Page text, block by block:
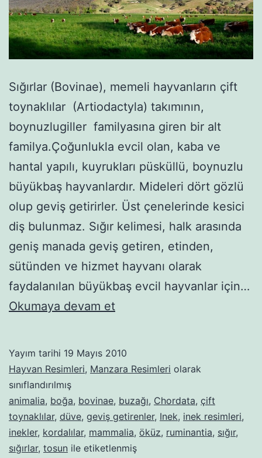
Sığırlar (Bovinae), memeli hayvanların çift
toynaklılar (Artiodactyla) takımının,
boynuzlugiller familyasına giren bir alt
familya.Çoğunlukla evcil olan, kaba ve
hantal yapılı, kuyrukları püsküllü, boynuzlu
büyükbaş hayvanlardır. Mideleri dört gözlü
olup geviş getirirler. Üst çenelerinde kesici
diş bulunmaz. Sığır kelimesi, halk arasında
geniş manada geviş getiren, etinden,
sütünden ve hizmet hayvanı olarak
faydalanılan büyükbaş evcil hayvanlar için…
Okumaya devam etSığırlar
Yayım tarihi 19 Mayıs 2010
Hayvan Resimleri, Manzara Resimleri olarak
sınıflandırılmış
animalia, boğa, bovinae, buzağı, Chordata, çift
toynaklılar, düve, geviş getirenler, Inek, inek resimleri,
inekler, kordalılar, mammalia, öküz, ruminantia, sığır,
sığırlar, tosun ile etiketlenmiş